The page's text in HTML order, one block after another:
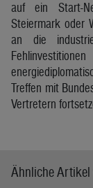
auf ein Start-
Steiermark oder
an die
Treffen mit
Vertretern
Ähnliche Artikel